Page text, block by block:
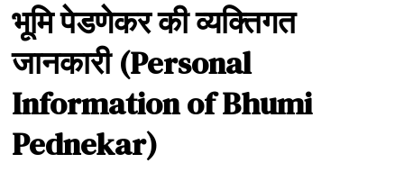
भूमिपेडणेकरकीव्यक्तिगत
जानकारी(Personal
Information of Bhumi
Pednekar)